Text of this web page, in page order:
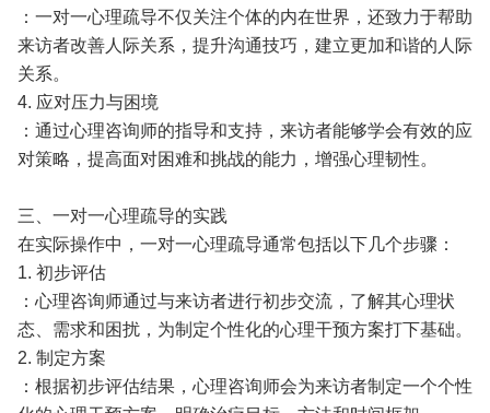
：一对一心理疏导不仅关注个体的内在世界，还致力于帮助
来访者改善人际关系，提升沟通技巧，建立更加和谐的人际
关系。
4. 应对压力与困境
：通过心理咨询师的指导和支持，来访者能够学会有效的应
对策略，提高面对困难和挑战的能力，增强心理韧性。
三、一对一心理疏导的实践
在实际操作中，一对一心理疏导通常包括以下几个步骤：
1. 初步评估
：心理咨询师通过与来访者进行初步交流，了解其心理状
态、需求和困扰，为制定个性化的心理干预方案打下基础。
2. 制定方案
：根据初步评估结果，心理咨询师会为来访者制定一个个性